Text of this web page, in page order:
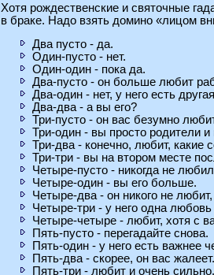
Хотя рождественские и святочные
в браке. Надо взять домино «лицом
Два пусто - да.
Один-пусто - нет.
Один-один - пока да.
Два-пусто - он больше любит
Два-один - нет, у него есть
Два-два - а вы его?
Три-пусто - он вас безумно
Три-один - вы просто родители
Три-два - конечно, любит, какие
Три-три - вы на втором месте
Четыре-пусто - никогда не
Четыре-один - вы его больше.
Четыре-два - он никого не
Четыре-три - у него одна
Четыре-четыре - любит, хотя с
Пять-пусто - перегадайте снова.
Пять-один - у него есть важнее
Пять-два - скорее, он вас жалеет.
Пять-три - любит и очень сильно.